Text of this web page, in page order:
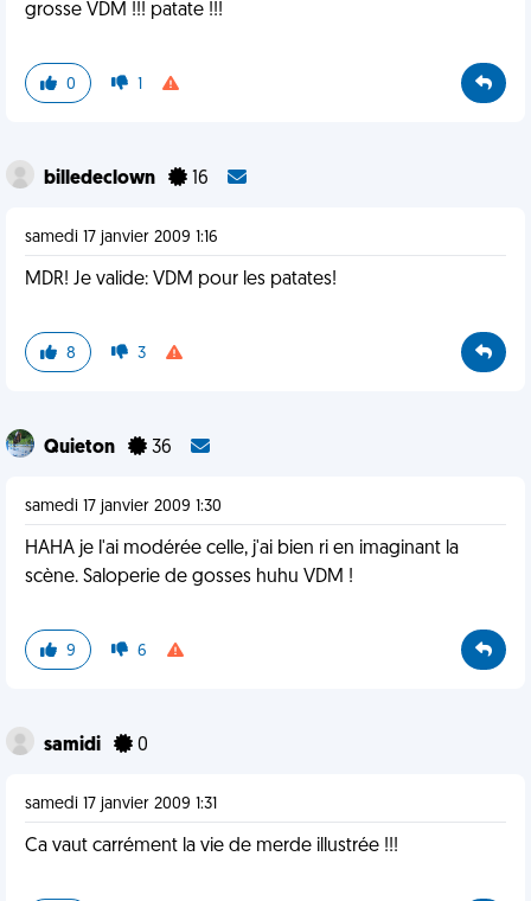
grosse VDM !!! patate !!!
0 1
billedeclown 16
samedi 17 janvier 2009 1:16
MDR! Je valide: VDM pour les patates!
8 3
Quieton 36
samedi 17 janvier 2009 1:30
HAHA je l'ai modérée celle, j'ai bien ri en imaginant la
scène. Saloperie de gosses huhu VDM !
9 6
samidi 0
samedi 17 janvier 2009 1:31
Ca vaut carrément la vie de merde illustrée !!!